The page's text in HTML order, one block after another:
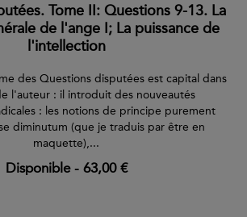
Tome II: Questions 9-13. La
de l'ange I; La puissance de
l'intellection
des Questions disputées est capital dans
l'auteur : il introduit des nouveautés
: les notions de principe purement
diminutum (que je traduis par être en
maquette),...
Disponible- 63,00 €